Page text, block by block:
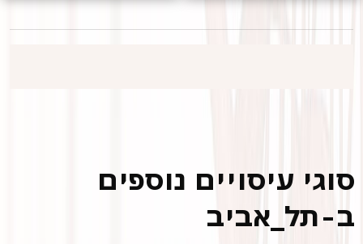
סוגי עיסויים נוספים
ב-תל_אביב